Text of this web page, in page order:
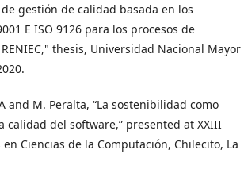
gestión de calidad basada en los
E ISO 9126 para los procesos de
thesis, Universidad Nacional Mayor
and M. Peralta, “La sostenibilidad como
calidad del software,” presented at XXIII
Ciencias de la Computación, Chilecito, La